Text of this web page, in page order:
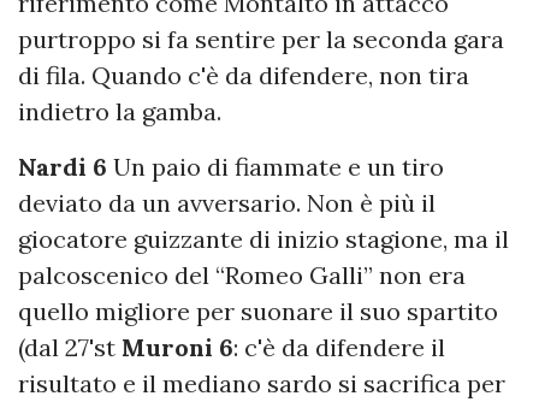
purtroppo si fa sentire per la seconda gara
di fila. Quando c'è da difendere, non tira
indietro la gamba.
Nardi 6 Un paio di fiammate e un tiro
deviato da un avversario. Non è più il
giocatore guizzante di inizio stagione, ma il
palcoscenico del “Romeo Galli” non era
quello migliore per suonare il suo spartito
(dal 27'st Muroni 6: c'è da difendere il
risultato e il mediano sardo si sacrifica per